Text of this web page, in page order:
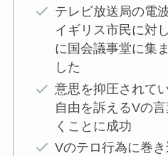
テレビ放送局の電
イギリス市民に対
に国会議事堂に集
した
意思を抑圧されて
自由を訴えるVの
くことに成功
Vのテロ行為に巻